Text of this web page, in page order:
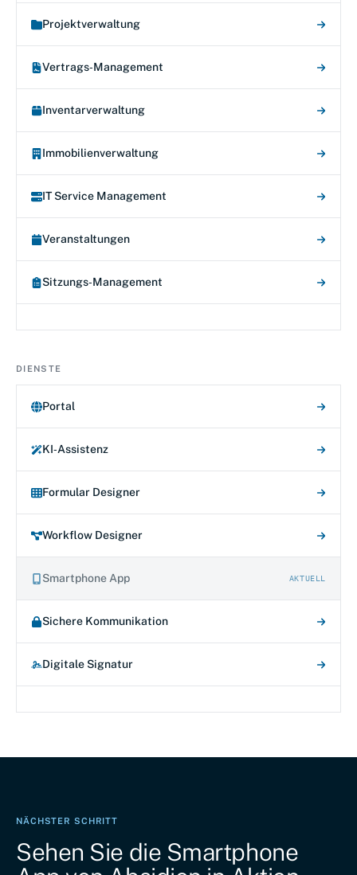
Projektverwaltung
Vertrags‑Management
Inventarverwaltung
Immobilienverwaltung
IT Service Management
Veranstaltungen
Sitzungs‑Management
DIENSTE
Portal
KI‑Assistenz
Formular Designer
Workflow Designer
Smartphone App AKTUELL
Sichere Kommunikation
Digitale Signatur
NÄCHSTER SCHRITT
Sehen Sie die Smartphone